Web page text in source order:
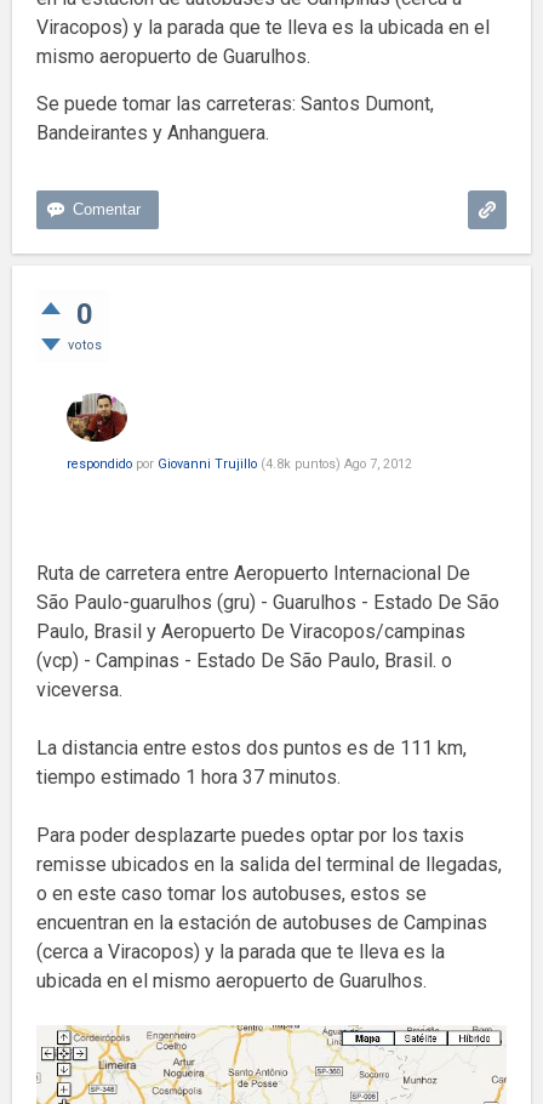
Viracopos) y la parada que te lleva es la ubicada en el
mismo aeropuerto de Guarulhos.
Se puede tomar las carreteras: Santos Dumont,
Bandeirantes y Anhanguera.
0
votos
respondido por Giovanni Trujillo (4.8k puntos) Ago 7, 2012
Ruta de carretera entre Aeropuerto Internacional De
São Paulo-guarulhos (gru) - Guarulhos - Estado De São
Paulo, Brasil y Aeropuerto De Viracopos/campinas
(vcp) - Campinas - Estado De São Paulo, Brasil. o
viceversa.
La distancia entre estos dos puntos es de 111 km,
tiempo estimado 1 hora 37 minutos.
Para poder desplazarte puedes optar por los taxis
remisse ubicados en la salida del terminal de llegadas,
o en este caso tomar los autobuses, estos se
encuentran en la estación de autobuses de Campinas
(cerca a Viracopos) y la parada que te lleva es la
ubicada en el mismo aeropuerto de Guarulhos.